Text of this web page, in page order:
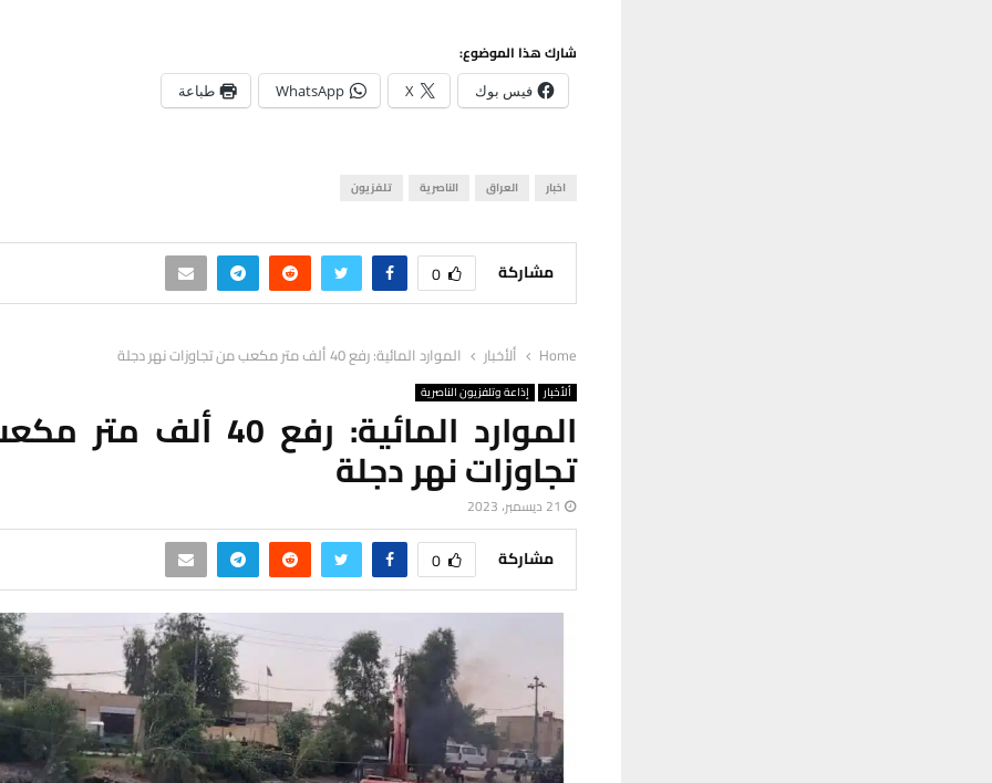
شارك هذا الموضوع:
فيس بوك X
WhatsApp طباعة
اخبار العراق الناصرية تلفزيون
مشاركة 0
Home ألأخبار الموارد المائية: رفع 40 ألف متر مكعب من تجاوزات نهر دجلة
ألأخبار إذاعة وتلفزيون الناصرية
الموارد المائية: رفع 40
تجاوزات نهر دجلة
21 ديسمبر، 2023
مشاركة 0